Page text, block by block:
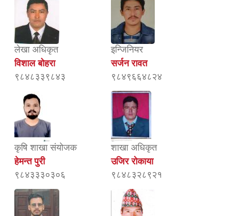
लेखा अधिकृत
विशाल बोहरा
९८४८३३९८४३
इन्जिनियर
सर्जन रावत
९८४९६६४८२४
कृषि शाखा संयोजक
हेमन्त पुरी
९८४३३३०३०६
शाखा अधिकृत
उजिर रोकाया
९८४८३२८९२१